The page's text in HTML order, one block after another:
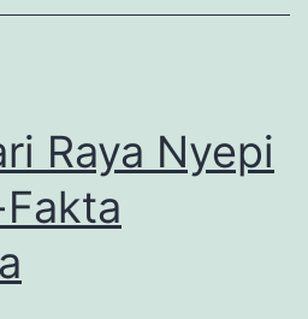
Raya Nyepi